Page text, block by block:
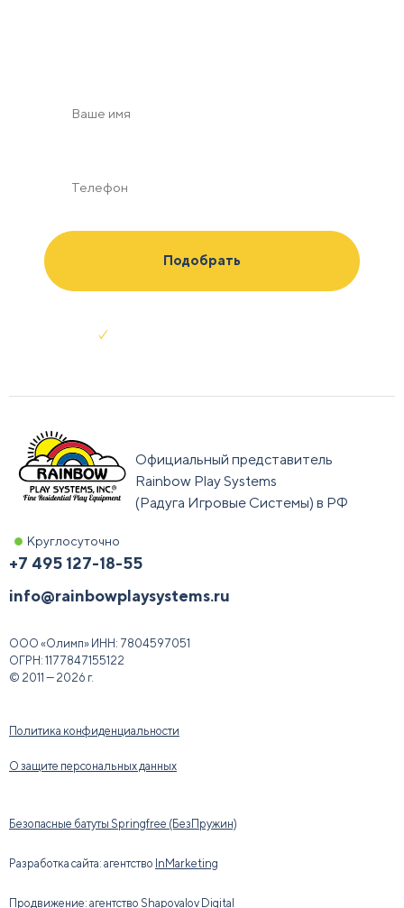
Официальный представитель
Rainbow Play Systems
(Радуга Игровые Системы) в РФ
Круглосуточно
+7 495 127-18-55
info@rainbowplaysystems.ru
ООО «Олимп» ИНН: 7804597051
ОГРН: 1177847155122
© 2011 — 2026 г.
Политика конфиденциальности
О защите персональных данных
Безопасные батуты Springfree (БезПружин)
Разработка сайта: агентство InMarketing
Продвижение: агентство Shapovalov Digital